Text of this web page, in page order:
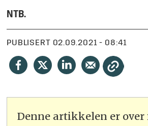
NTB.
PUBLISERT 02.09.2021 - 08:41
Denne artikkelen er over